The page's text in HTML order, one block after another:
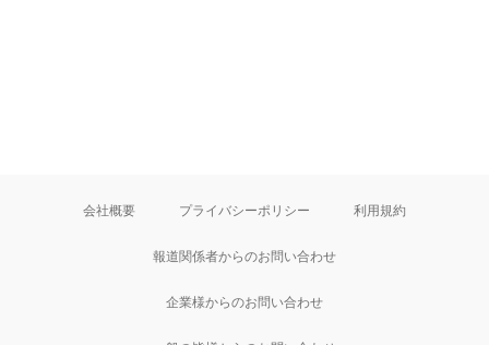
会社概要 プライバシーポリシー 利用規約
報道関係者からのお問い合わせ
企業様からのお問い合わせ